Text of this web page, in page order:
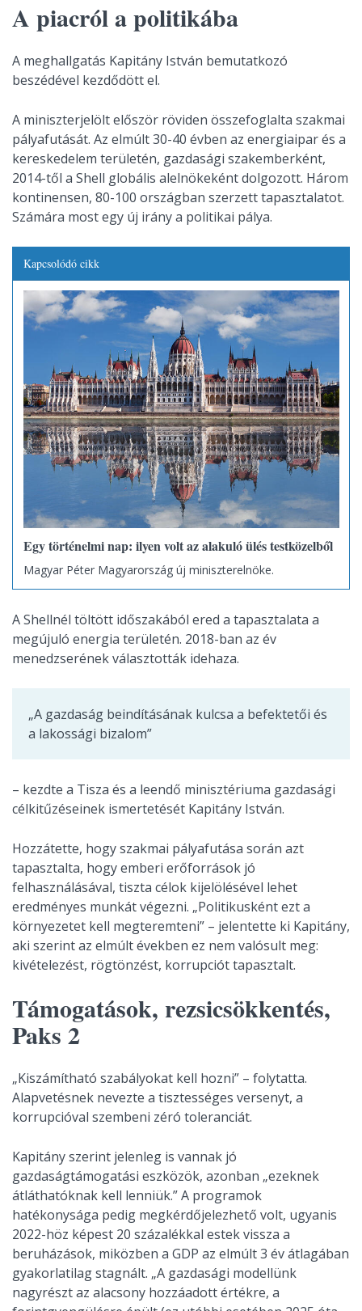
A piacról a politikába
A meghallgatás Kapitány István bemutatkozó
beszédével kezdődött el.
A miniszterjelölt először röviden összefoglalta szakmai
pályafutását. Az elmúlt 30-40 évben az energiaipar és a
kereskedelem területén, gazdasági szakemberként,
2014-től a Shell globális alelnökeként dolgozott. Három
kontinensen, 80-100 országban szerzett tapasztalatot.
Számára most egy új irány a politikai pálya.
Kapcsolódó cikk
Egy történelmi nap: ilyen volt az alakuló ülés testközelből
Magyar Péter Magyarország új miniszterelnöke.
A Shellnél töltött időszakából ered a tapasztalata a
megújuló energia területén. 2018-ban az év
menedzserének választották idehaza.
„A gazdaság beindításának kulcsa a befektetői és
a lakossági bizalom”
– kezdte a Tisza és a leendő minisztériuma gazdasági
célkitűzéseinek ismertetését Kapitány István.
Hozzátette, hogy szakmai pályafutása során azt
tapasztalta, hogy emberi erőforrások jó
felhasználásával, tiszta célok kijelölésével lehet
eredményes munkát végezni. „Politikusként ezt a
környezetet kell megteremteni” – jelentette ki Kapitány,
aki szerint az elmúlt években ez nem valósult meg:
kivételezést, rögtönzést, korrupciót tapasztalt.
Támogatások, rezsicsökkentés,
Paks 2
„Kiszámítható szabályokat kell hozni” – folytatta.
Alapvetésnek nevezte a tisztességes versenyt, a
korrupcióval szembeni zéró toleranciát.
Kapitány szerint jelenleg is vannak jó
gazdaságtámogatási eszközök, azonban „ezeknek
átláthatóknak kell lenniük.” A programok
hatékonysága pedig megkérdőjelezhető volt, ugyanis
2022-höz képest 20 százalékkal estek vissza a
beruházások, miközben a GDP az elmúlt 3 év átlagában
gyakorlatilag stagnált. „A gazdasági modellünk
nagyrészt az alacsony hozzáadott értékre, a